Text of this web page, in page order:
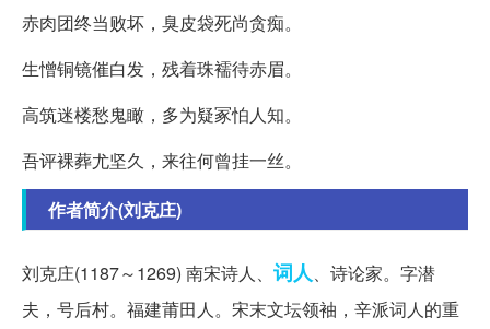
赤肉团终当败坏，臭皮袋死尚贪痴。
生憎铜镜催白发，残着珠襦待赤眉。
高筑迷楼愁鬼瞰，多为疑冢怕人知。
吾评裸葬尤坚久，来往何曾挂一丝。
作者简介(刘克庄)
刘克庄(1187～1269) 南宋诗人、 词人、诗论家。字潜
夫，号后村。福建莆田人。宋末文坛领袖，辛派词人的重